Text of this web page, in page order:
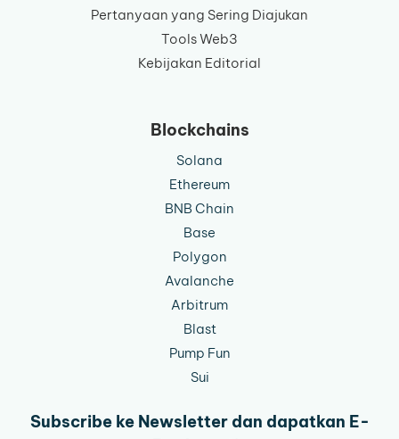
Pertanyaan yang Sering Diajukan
Tools Web3
Kebijakan Editorial
Blockchains
Solana
Ethereum
BNB Chain
Base
Polygon
Avalanche
Arbitrum
Blast
Pump Fun
Sui
Subscribe ke Newsletter dan dapatkan E-